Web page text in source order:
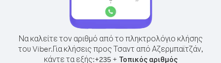
Να καλείτε τον αριθμό από το πληκτρολόγιο κλήσης
του Viber.Για κλήσεις προς Τσαντ από Αζερμπαϊτζάν,
κάντε τα εξής:+235+ Τοπικός αριθμός